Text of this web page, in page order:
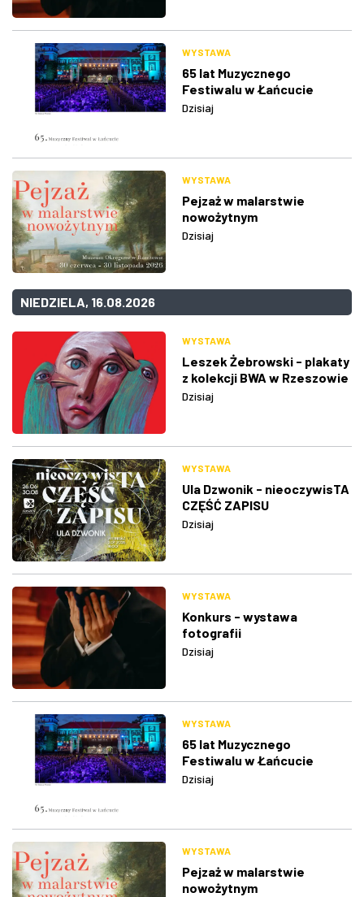
WYSTAWA
65 lat Muzycznego
Festiwalu w Łańcucie
Dzisiaj
WYSTAWA
Pejzaż w malarstwie
nowożytnym
Dzisiaj
NIEDZIELA, 16.08.2026
WYSTAWA
Leszek Żebrowski - plakaty
z kolekcji BWA w Rzeszowie
Dzisiaj
WYSTAWA
Ula Dzwonik - nieoczywisTA
CZĘŚĆ ZAPISU
Dzisiaj
WYSTAWA
Konkurs - wystawa
fotografii
Dzisiaj
WYSTAWA
65 lat Muzycznego
Festiwalu w Łańcucie
Dzisiaj
WYSTAWA
Pejzaż w malarstwie
nowożytnym